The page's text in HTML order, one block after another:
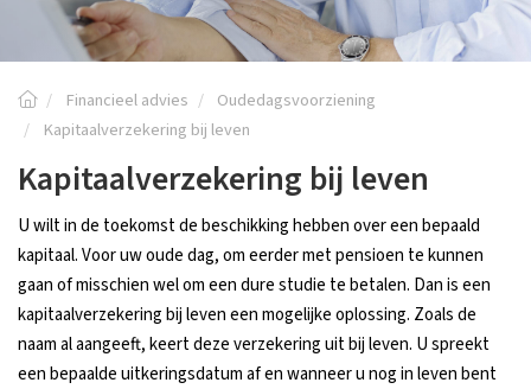
Financieel advies
Oudedagsvoorziening
Kapitaalverzekering bij leven
Kapitaalverzekering bij leven
U wilt in de toekomst de beschikking hebben over een bepaald
kapitaal. Voor uw oude dag, om eerder met pensioen te kunnen
gaan of misschien wel om een dure studie te betalen. Dan is een
kapitaalverzekering bij leven een mogelijke oplossing. Zoals de
naam al aangeeft, keert deze verzekering uit bij leven. U spreekt
een bepaalde uitkeringsdatum af en wanneer u nog in leven bent